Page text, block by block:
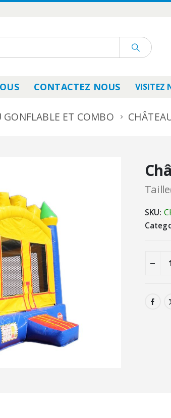
CONTACTEZ NOUS VISITEZ
GONFLABLE ET COMBO
SKU: